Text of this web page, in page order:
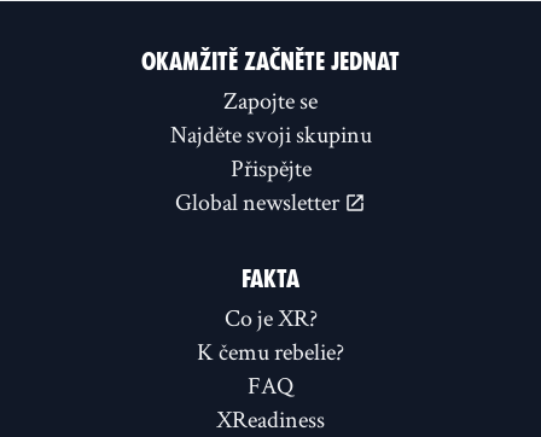
OKAMŽITĚ ZAČNĚTE JEDNAT
Zapojte se
Najděte svoji skupinu
Přispějte
Global newsletter
FAKTA
Co je XR?
K čemu rebelie?
FAQ
XReadiness